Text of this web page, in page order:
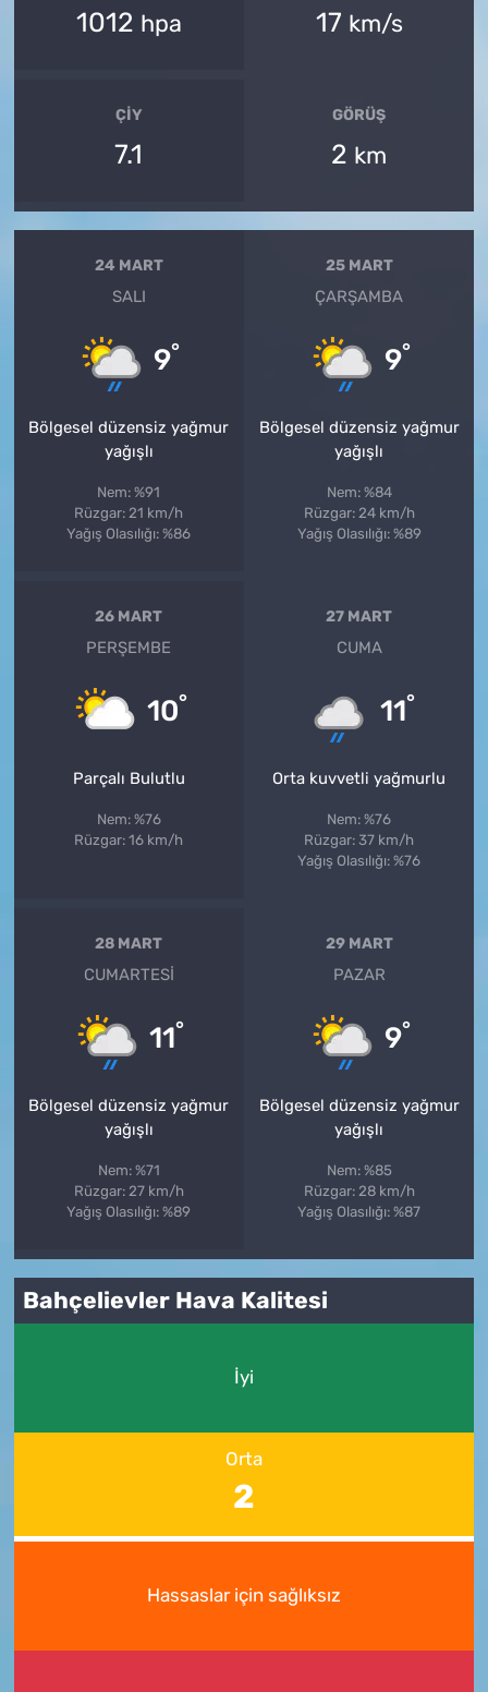
1012 hpa 17 km/s
ÇIY
7.1
GÖRÜŞ
2 km
24 MART
SALI
9°
Bölgesel düzensiz yağmur
yağışlı
Nem: %91
Rüzgar: 21 km/h
Yağış Olasılığı: %86
25 MART
ÇARŞAMBA
9°
Bölgesel düzensiz yağmur
yağışlı
Nem: %84
Rüzgar: 24 km/h
Yağış Olasılığı: %89
26 MART
PERŞEMBE
10°
Parçalı Bulutlu
Nem: %76
Rüzgar: 16 km/h
27 MART
CUMA
11°
Orta kuvvetli yağmurlu
Nem: %76
Rüzgar: 37 km/h
Yağış Olasılığı: %76
28 MART
CUMARTESI
11°
Bölgesel düzensiz yağmur
yağışlı
Nem: %71
Rüzgar: 27 km/h
Yağış Olasılığı: %89
29 MART
PAZAR
9°
Bölgesel düzensiz yağmur
yağışlı
Nem: %85
Rüzgar: 28 km/h
Yağış Olasılığı: %87
Bahçelievler Hava Kalitesi
İyi
Orta
2
Hassaslar için sağlıksız